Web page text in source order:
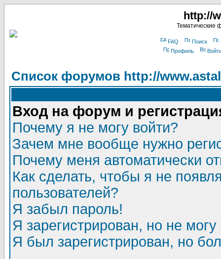
http://
Тематические
FAQ Поиск
Профиль
Список форумов http://
Вход на форум и
Почему я не могу войти?
Зачем мне вообще нужно
Почему меня автоматически
Как сделать, чтобы я не
пользователей?
Я забыл пароль!
Я зарегистрирован, но не могу
Я был зарегистрирован, но